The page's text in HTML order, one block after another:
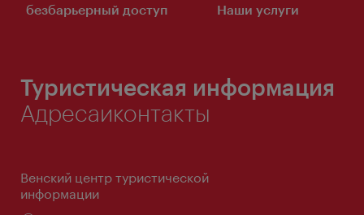
безбарьерный доступ Наши услуги
Туристическая информация
Адресаиконтакты
Венский центр туристической
информации